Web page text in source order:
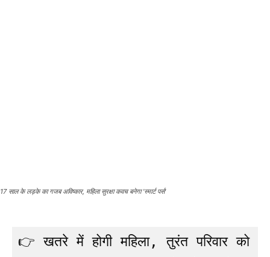
17 साल के लड़के का गजब अविष्कार, महिला सुरक्षा कवच बनेगा 'स्मार्ट पर्स'
👉 खतरे में होगी महिला, तुरंत परिवार को